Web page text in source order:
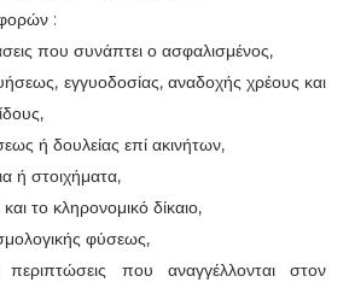
:
που συνάπτει ο ασφαλισμένος,
εγγυοδοσίας, αναδοχής χρέους και
ή δουλείας επί ακινήτων,
ή στοιχήματα,
το κληρονομικό δίκαιο,
φύσεως,
περιπτώσεις που αναγγέλλονται στον